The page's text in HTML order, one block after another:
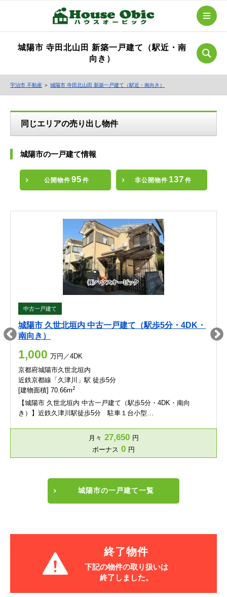
城陽市 寺田北山田 新築一戸建て（駅近・南
向き）
宇治市 不動産 ＞ 城陽市 寺田北山田 新築一戸建て（駅近・南向き）
同じエリアの売り出し物件
城陽市の一戸建て情報
公開物件 95 件 非公開物件 137 件
中古一戸建て
城陽市 久世北垣内 中古一戸建て（駅歩5分・4DK・
南向き）
1,000 万円／4DK
京都府城陽市久世北垣内
近鉄京都線「久津川」駅 徒歩5分
[建物面積] 70.66m2
【城陽市 久世北垣内 中古一戸建て（駅歩5分・4DK・南向
き）】近鉄久津川駅徒歩5分 駐車１台小型…
月々 27,650 円
ボーナス 0 円
城陽市の一戸建て一覧
終了物件
下記の物件の取り扱いは
終了しました。